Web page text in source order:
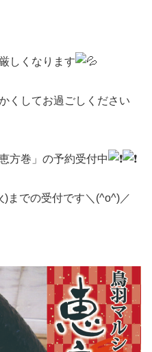
しくなります
くしてお過ごしください
方巻」の予約受付中
)までの受付です＼(^o^)／